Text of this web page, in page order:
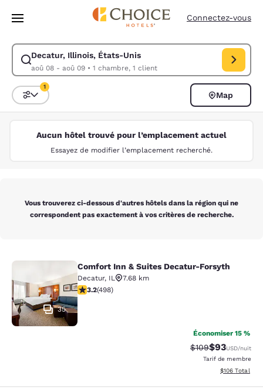
Passer à Contenu Principal
Connectez-vous
Decatur, Illinois, États-Unis
aoû 08 - aoû 09• 1 chambre, 1 client
Modifiez la recherche pour Decatur, Illinois, États-Unis. Date
Trier et filtrer
1
Map
Aucun hôtel trouvé pour l’emplacement actuel
Essayez de modifier l’emplacement recherché.
Vous trouverez ci-dessous d'autres hôtels dans la région qui ne
correspondent pas exactement à vos critères de recherche.
Comfort Inn & Suites Decatur-
35
Comfort Inn & Suites Decatur-Forsyth
Decatur, IL
7.68 km
3.19 étoiles. Bien. 498 commentaires
3.2(498)
Économiser 15 %
Tarif barré :
$109Tarif réduit :
$93USD/nuit
Tarif de membre
Afficher les
$106 Total